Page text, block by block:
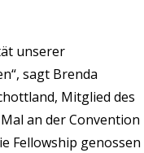
unserer
sagt Brenda
Mitglied des
an der Convention
Fellowship genossen